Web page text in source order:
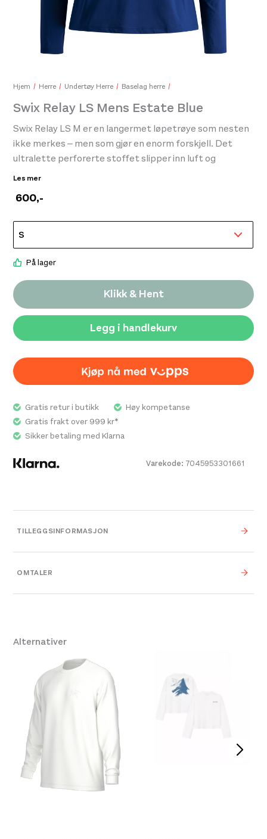
215,-
Hjem Herre Undertøy Herre Baselag herre
Swix Relay LS Mens Estate Blue
600,-
Swix Relay LS M er en langermet løpetrøye som nesten
ikke merkes – men som gjør en enorm forskjell. Det
ultralette perforerte stoffet slipper inn luft og
transporterer bort fuktighet, slik at du holder deg
kroppen med naturlig bevegelse og føles nærmest
perforert for å bevare den luftige følelsen. Et perfekt
valg for deg som ønsker maksimal ytelse med minimalt
stoff – uten kompromisser.
På lager
Klikk & Hent
Legg i handlekurv
Varekode: 7045953301661
Les mer
Gratis retur i butikk
Høy kompetanse
Gratis frakt over 999 kr*
Sikker betaling med Klarna
TILLEGGSINFORMASJON
Leverandør Swix
OMTALER
Alternativer